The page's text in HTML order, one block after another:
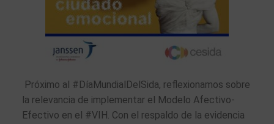
Próximo al #DíaMundialDelSida, reflexionamos sobre
la relevancia de implementar el Modelo Afectivo-
Efectivo en el #VIH. Con el respaldo de la evidencia